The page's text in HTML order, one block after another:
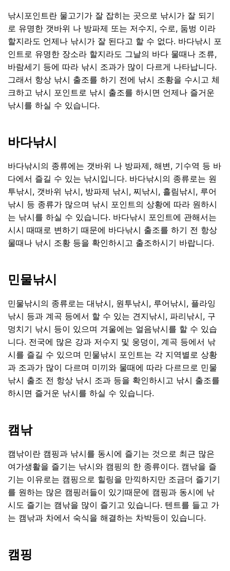
낚시포인트란 물고기가 잘 잡히는 곳으로 낚시가 잘 되기
로 유명한 갯바위 나 방파제 또는 저수지, 수로, 둠벙 이라
할지라도 언제나 낚시가 잘 된다고 할 수 없다. 바다낚시 포
인트로 유명한 장소라 할지라도 그날의 바다 물때나 조류,
바람세기 등에 따라 낚시 조과가 많이 다르게 나타납니다.
그래서 항상 낚시 출조를 하기 전에 낚시 조황을 수시고 체
크하고 낚시 포인트로 낚시 출조를 하시면 언제나 즐거운
낚시를 하실 수 있습니다.
바다낚시
바다낚시의 종류에는 갯바위 나 방파제, 해변, 기수역 등 바
다에서 즐길 수 있는 낚시입니다. 바다낚시의 종류로는 원
투낚시, 갯바위 낚시, 방파제 낚시, 찌낚시, 흘림낚시, 루어
낚시 등 종류가 많으며 낚시 포인트의 상황에 따라 원하시
는 낚시를 하실 수 있습니다. 바다낚시 포인트에 관해서는
시시 때때로 변하기 때문에 바다낚시 출조를 하기 전 항상
물때나 낚시 조황 등을 확인하시고 출조하시기 바랍니다.
민물낚시
민물낚시의 종류로는 대낚시, 원투낚시, 루어낚시, 플라잉
낚시 등과 계곡 등에서 할 수 있는 견지낚시, 파리낚시, 구
멍치기 낚시 등이 있으며 겨울에는 얼음낚시를 할 수 있습
니다. 전국에 많은 강과 저수지 및 웅덩이, 계곡 등에서 낚
시를 즐길 수 있으며 민물낚시 포인트는 각 지역별로 상황
과 조과가 많이 다르며 미끼와 물때에 따라 다르므로 민물
낚시 출조 전 항상 낚시 조과 등을 확인하시고 낚시 출조를
하시면 즐거운 낚시를 하실 수 있습니다.
캠낚
캠낚이란 캠핑과 낚시를 동시에 즐기는 것으로 최근 많은
여가생활을 즐기는 낚시와 캠핑의 한 종류이다. 캠낚을 즐
기는 이유로는 캠핑으로 힐링을 만끽하지만 조금더 즐기기
를 원하는 많은 캠핑러들이 있기때문에 캠핑과 동시에 낚
시도 즐기는 캠낚을 많이 즐기고 있습니다. 텐트를 들고 가
는 캠낚과 차에서 숙식을 해결하는 차박등이 있습니다.
캠핑